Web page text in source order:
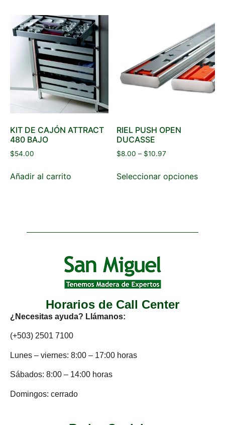
KIT DE CAJÓN ATTRACT
480 BAJO
$54.00
Añadir al carrito
RIEL PUSH OPEN
DUCASSE
$8.00 – $10.97
Seleccionar opciones
Horarios de Call Center
¿Necesitas ayuda? Llámanos:
(+503) 2501 7100
Lunes – viernes: 8:00 – 17:00 horas
Sábados: 8:00 – 14:00 horas
Domingos: cerrado